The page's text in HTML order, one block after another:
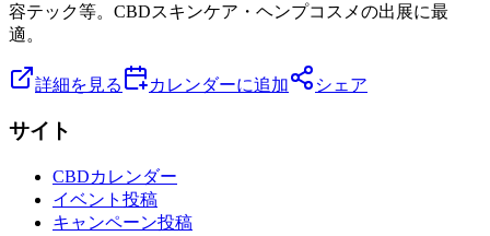
容テック等。CBDスキンケア・ヘンプコスメの出展に最
適。
詳細を見る カレンダーに追加 シェア
サイト
CBDカレンダー
イベント投稿
キャンペーン投稿